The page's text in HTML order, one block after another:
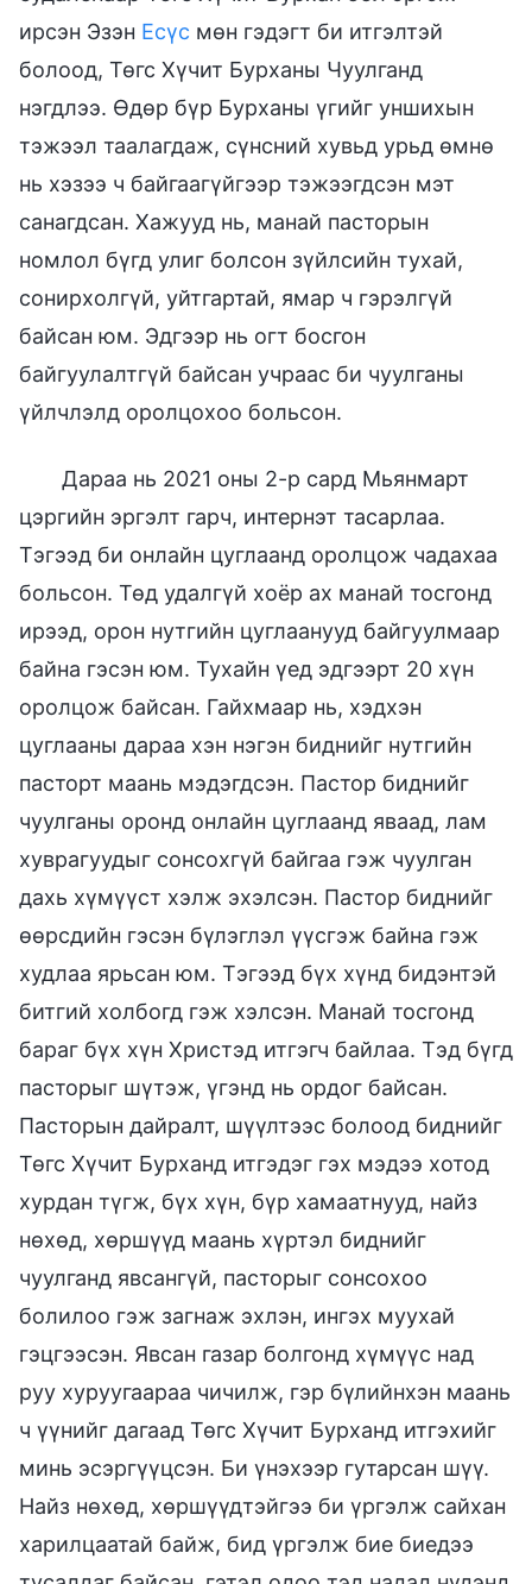
ирсэн Эзэн Есүс мөн гэдэгт би итгэлтэй
болоод, Төгс Хүчит Бурханы Чуулганд
нэгдлээ. Өдөр бүр Бурханы үгийг уншихын
тэжээл таалагдаж, сүнсний хувьд урьд өмнө
нь хэзээ ч байгаагүйгээр тэжээгдсэн мэт
санагдсан. Хажууд нь, манай пасторын
номлол бүгд улиг болсон зүйлсийн тухай,
сонирхолгүй, уйтгартай, ямар ч гэрэлгүй
байсан юм. Эдгээр нь огт босгон
байгуулалтгүй байсан учраас би чуулганы
үйлчлэлд оролцохоо больсон.
Дараа нь 2021 оны 2-р сард Мьянмарт
цэргийн эргэлт гарч, интернэт тасарлаа.
Тэгээд би онлайн цуглаанд оролцож чадахаа
больсон. Төд удалгүй хоёр ах манай тосгонд
ирээд, орон нутгийн цуглаанууд байгуулмаар
байна гэсэн юм. Тухайн үед эдгээрт 20 хүн
оролцож байсан. Гайхмаар нь, хэдхэн
цуглааны дараа хэн нэгэн биднийг нутгийн
пасторт маань мэдэгдсэн. Пастор биднийг
чуулганы оронд онлайн цуглаанд яваад, лам
хуврагуудыг сонсохгүй байгаа гэж чуулган
дахь хүмүүст хэлж эхэлсэн. Пастор биднийг
өөрсдийн гэсэн бүлэглэл үүсгэж байна гэж
худлаа ярьсан юм. Тэгээд бүх хүнд бидэнтэй
битгий холбогд гэж хэлсэн. Манай тосгонд
бараг бүх хүн Христэд итгэгч байлаа. Тэд бүгд
пасторыг шүтэж, үгэнд нь ордог байсан.
Пасторын дайралт, шүүлтээс болоод биднийг
Төгс Хүчит Бурханд итгэдэг гэх мэдээ хотод
хурдан түгж, бүх хүн, бүр хамаатнууд, найз
нөхөд, хөршүүд маань хүртэл биднийг
чуулганд явсангүй, пасторыг сонсохоо
болилоо гэж загнаж эхлэн, ингэх муухай
гэцгээсэн. Явсан газар болгонд хүмүүс над
руу хуруугаараа чичилж, гэр бүлийнхэн маань
ч үүнийг дагаад Төгс Хүчит Бурханд итгэхийг
минь эсэргүүцсэн. Би үнэхээр гутарсан шүү.
Найз нөхөд, хөршүүдтэйгээ би үргэлж сайхан
харилцаатай байж, бид үргэлж бие биедээ